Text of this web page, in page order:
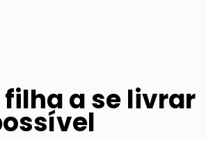
a se livrar